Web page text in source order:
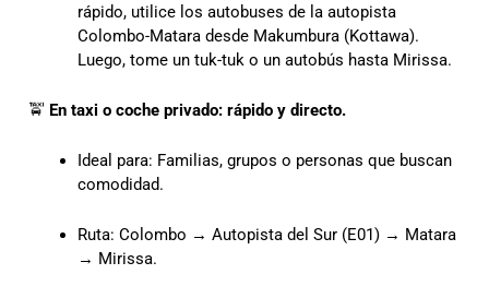
rápido, utilice los autobuses de la autopista
Colombo-Matara desde Makumbura (Kottawa).
Luego, tome un tuk-tuk o un autobús hasta Mirissa.
🚖 En taxi o coche privado: rápido y directo.
Ideal para: Familias, grupos o personas que buscan
comodidad.
Ruta: Colombo → Autopista del Sur (E01) → Matara
→ Mirissa.